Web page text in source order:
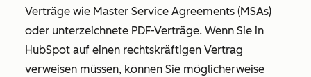
Verträge wie Master Service Agreements (MSAs)
oder unterzeichnete PDF-Verträge. Wenn Sie in
HubSpot auf einen rechtskräftigen Vertrag
verweisen müssen, können Sie möglicherweise